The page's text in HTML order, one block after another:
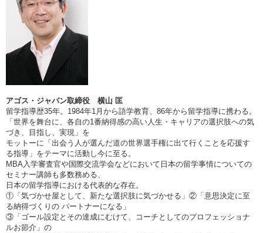
アゴス・ジャパン取締役 横山 匡
留学指導歴35年。 1984年1月から語学教育、86年から留学指導に携わる。
「世界を舞台に、各自の1番納得感の高い人生・キャリアの選択肢への気
づき、目指し、実現」を
モットーに「出会う人が選んだ道の世界選手権に出て行くことを応援す
る指導」をテーマに活動し今に至る。
MBA入学審査官や国際交流学会などにおいて日本の留学事情についての
セミナー講師も多数務める、
日本の留学指導における代表的な存在。
① 「気づかせ屋として、新たな選択肢に気づかせる」②「意思決定に至
る納得づくりの パートナーになる」
③「ゴール設定とその達成にむけて、コーチとしてのプロフェッショナ
ルお節介」の